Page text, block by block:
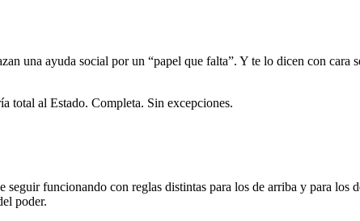
una ayuda social por un “papel que falta”. Y te lo dicen con cara
total al Estado. Completa. Sin excepciones.
funcionando con reglas distintas para los de arriba y para los
poder.